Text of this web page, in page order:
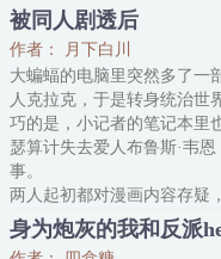
上男主万万不行，他决定上
*
第一步，规避原本调戏剧情。
宗门除妖，许藏玉设计让原
等狐妖得到万人迷男主。
可他为什么出门就撞上狐妖
很不幸，他也中了淫毒。
清醒之后，他在萧
被同人剧透后
作者： 月下白川
大蝙蝠的电脑里突然多了一
人克拉克，于是转身统治世
巧的是，小记者的笔记本里
瑟算计失去爱人布鲁斯·韦
事。
两人起初都对漫画内容存
该死的/拉奥啊，那个外星人
迅速接受了自己的世界是部
身为炮灰的我和反派